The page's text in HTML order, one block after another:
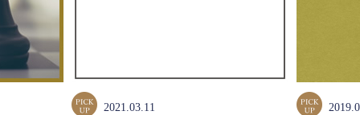
2021.03.11